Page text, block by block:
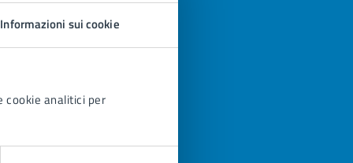
Informazioni sui cookie
cookie analitici per